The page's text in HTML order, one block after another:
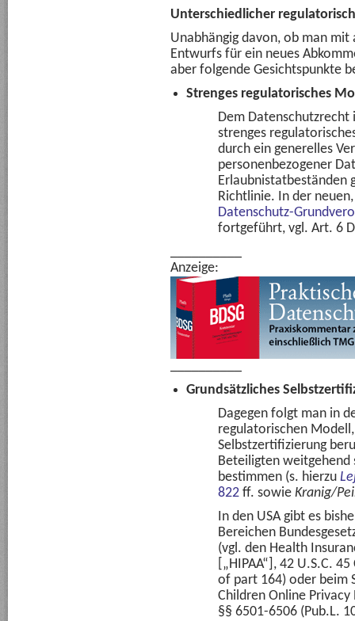
Unterschiedlicher
Unabhängig davon, ob man
Entwurfs für ein neues
aber folgende Gesichtspunkte
Strenges regulatorisches
Dem Datenschutzrecht
strenges
durch ein generelles
personenbezogener
Erlaubnistatbeständen
Richtlinie. In der
Datenschutz-
fortgeführt, vgl. Art. 6
Anzeige:
Grundsätzliches
Dagegen folgt man in
regulatorischen
Selbstzertifizierung
Beteiligten weitgehend
bestimmen (s. hierzu
822 ff. sowie Kranig/
In den USA gibt es
Bereichen
(vgl. den Health
[„HIPAA“], 42 U.S.C.
of part 164) oder beim
Children Online Privacy
§§ 6501-6506 (Pub.L.